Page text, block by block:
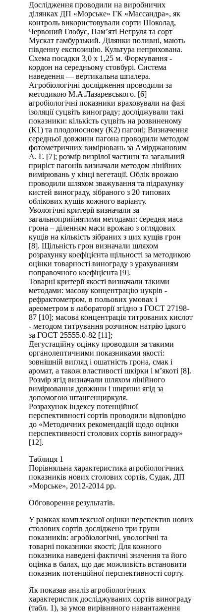
Дослідження проводили на виробничих
ділянках ДП «Морське» ГК «Массандра», як
контроль використовували сорти Шоколад,
Червоний Глобус, Пам’яті Негруля та сорт
Мускат гамбурзький. Ділянки поливні, мають
південну експозицію. Культура неприхована.
Схема посадки 3,0 х 1,25 м. Формування -
кордон на середньому стовбурі. Система
наведення — вертикальна шпалера.
Агробіологічні дослідження проводили за
методикою М.А.Лазаревського. [6]
агробіологічні показники враховували на фазі
ізоляції суцвіть винограду; досліджували такі
показники: кількість суцвіть на розвиненому
(К1) та плодоносному (К2) пагоні; Визначення
середньої довжини пагона проводили методом
фотометричних вимірювань за Амірджановим
А. Г. [7]; розмір визрілої частини та загальний
приріст пагонів визначали методом лінійних
вимірювань у кінці вегетації. Облік врожаю
проводили шляхом зважування та підрахунку
кистей винограду, зібраного з 20 типових
облікових кущів кожного варіанту.
Увологічні критерії визначали за
загальноприйнятими методами: середня маса
грона – діленням маси врожаю з оглядових
кущів на кількість зібраних з цих кущів грон
[8]. Щільність грон визначали шляхом
розрахунку коефіцієнта щільності за методикою
оцінки товарності винограду з урахуванням
поправочного коефіцієнта [9].
Товарні критерії якості визначали такими
методами: масову концентрацію цукрів -
рефрактометром, в польових умовах і
ареометром в лабораторії згідно з ГОСТ 27198-
87 [10]; масова концентрація титрованих кислот
- методом титрування розчином натрію їдкого
за ГОСТ 25555.0-82 [11];
Дегустаційну оцінку проводили за такими
органолептичними показниками якості:
зовнішній вигляд і ошатність грона, смак і
аромат, а також властивості шкірки і м’якоті [8].
Розмір ягід визначали шляхом лінійного
вимірювання довжини і ширини ягід за
допомогою штангенциркуля.
Розрахунок індексу потенційної
перспективності сортів проводили відповідно
до «Методичних рекомендацій щодо оцінки
перспективності столових сортів винограду»
[12].
Таблиця 1
Порівняльна характеристика агробіологічних
показників нових столових сортів, Судак, ДП
«Морське», 2012-2014 рр.
Обговорення результатів.
У рамках комплексної оцінки перспектив нових
столових сортів досліджено три групи
показників: агробіологічні, увологічні та
товарні показники якості; Для кожного
показника наведені фактичні значення та його
оцінка в балах, що дає можливість встановити
показник потенційної перспективності сорту.
Як показав аналіз агробіологічних
характеристик досліджуваних сортів винограду
(табл. 1), за умов вирівняного навантаження